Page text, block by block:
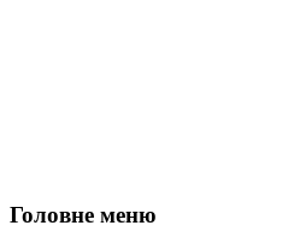
Головне меню